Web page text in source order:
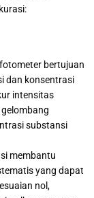
bertujuan
dan konsentrasi
intensitas
substansi
membantu
yang dapat
nol,